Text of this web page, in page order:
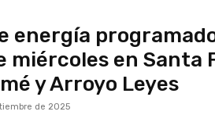
energía
miércoles en Santa
y Arroyo Leyes
de 2025